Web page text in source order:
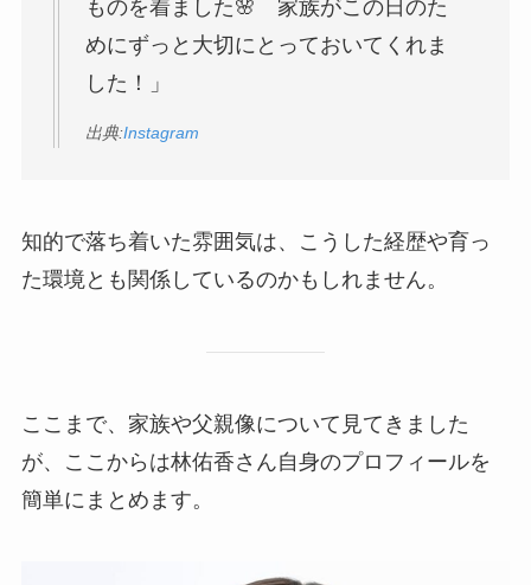
ものを着ました🌸 家族がこの日のた
めにずっと大切にとっておいてくれま
した！」
出典:Instagram
知的で落ち着いた雰囲気は、こうした経歴や育っ
た環境とも関係しているのかもしれません。
ここまで、家族や父親像について見てきました
が、ここからは林佑香さん自身のプロフィールを
簡単にまとめます。